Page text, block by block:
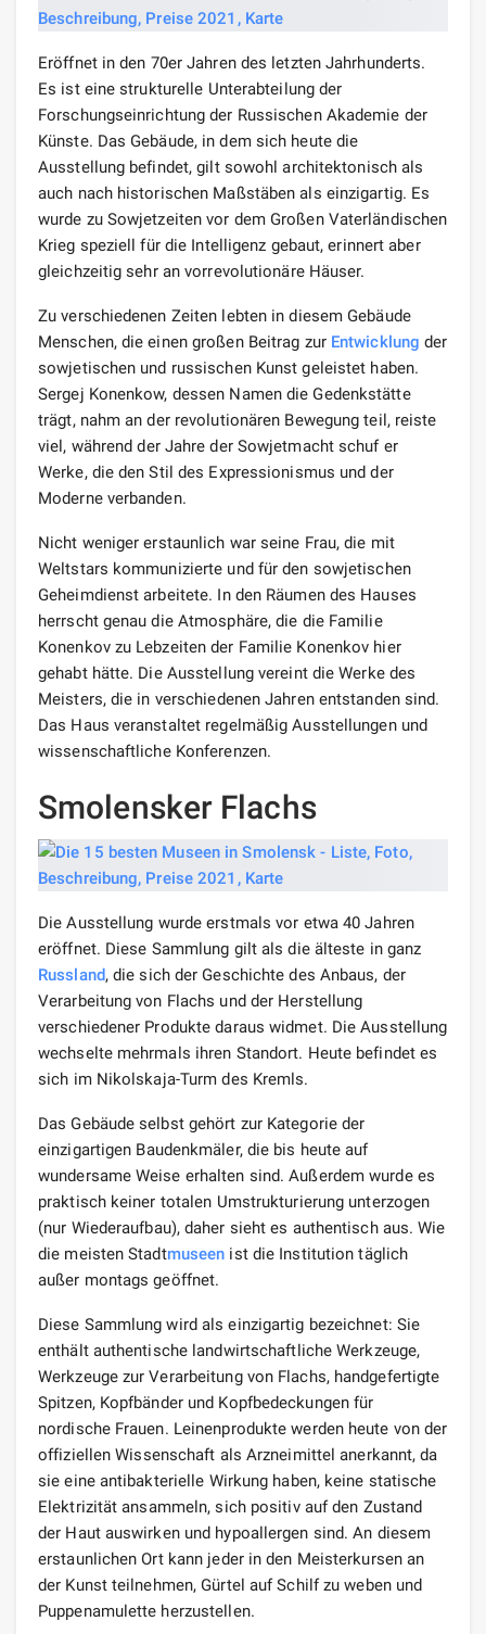
Eröffnet in den 70er Jahren des letzten Jahrhunderts.
Es ist eine strukturelle Unterabteilung der
Forschungseinrichtung der Russischen Akademie der
Künste. Das Gebäude, in dem sich heute die
Ausstellung befindet, gilt sowohl architektonisch als
auch nach historischen Maßstäben als einzigartig. Es
wurde zu Sowjetzeiten vor dem Großen Vaterländischen
Krieg speziell für die Intelligenz gebaut, erinnert aber
gleichzeitig sehr an vorrevolutionäre Häuser.
Zu verschiedenen Zeiten lebten in diesem Gebäude
Menschen, die einen großen Beitrag zur Entwicklung der
sowjetischen und russischen Kunst geleistet haben.
Sergej Konenkow, dessen Namen die Gedenkstätte
trägt, nahm an der revolutionären Bewegung teil, reiste
viel, während der Jahre der Sowjetmacht schuf er
Werke, die den Stil des Expressionismus und der
Moderne verbanden.
Nicht weniger erstaunlich war seine Frau, die mit
Weltstars kommunizierte und für den sowjetischen
Geheimdienst arbeitete. In den Räumen des Hauses
herrscht genau die Atmosphäre, die die Familie
Konenkov zu Lebzeiten der Familie Konenkov hier
gehabt hätte. Die Ausstellung vereint die Werke des
Meisters, die in verschiedenen Jahren entstanden sind.
Das Haus veranstaltet regelmäßig Ausstellungen und
wissenschaftliche Konferenzen.
Smolensker Flachs
Die Ausstellung wurde erstmals vor etwa 40 Jahren
eröffnet. Diese Sammlung gilt als die älteste in ganz
Russland, die sich der Geschichte des Anbaus, der
Verarbeitung von Flachs und der Herstellung
verschiedener Produkte daraus widmet. Die Ausstellung
wechselte mehrmals ihren Standort. Heute befindet es
sich im Nikolskaja-Turm des Kremls.
Das Gebäude selbst gehört zur Kategorie der
einzigartigen Baudenkmäler, die bis heute auf
wundersame Weise erhalten sind. Außerdem wurde es
praktisch keiner totalen Umstrukturierung unterzogen
(nur Wiederaufbau), daher sieht es authentisch aus. Wie
die meisten Stadtmuseen ist die Institution täglich
außer montags geöffnet.
Diese Sammlung wird als einzigartig bezeichnet: Sie
enthält authentische landwirtschaftliche Werkzeuge,
Werkzeuge zur Verarbeitung von Flachs, handgefertigte
Spitzen, Kopfbänder und Kopfbedeckungen für
nordische Frauen. Leinenprodukte werden heute von der
offiziellen Wissenschaft als Arzneimittel anerkannt, da
sie eine antibakterielle Wirkung haben, keine statische
Elektrizität ansammeln, sich positiv auf den Zustand
der Haut auswirken und hypoallergen sind. An diesem
erstaunlichen Ort kann jeder in den Meisterkursen an
der Kunst teilnehmen, Gürtel auf Schilf zu weben und
Puppenamulette herzustellen.